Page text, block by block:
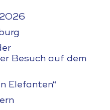
Besuch auf dem
Elefanten“